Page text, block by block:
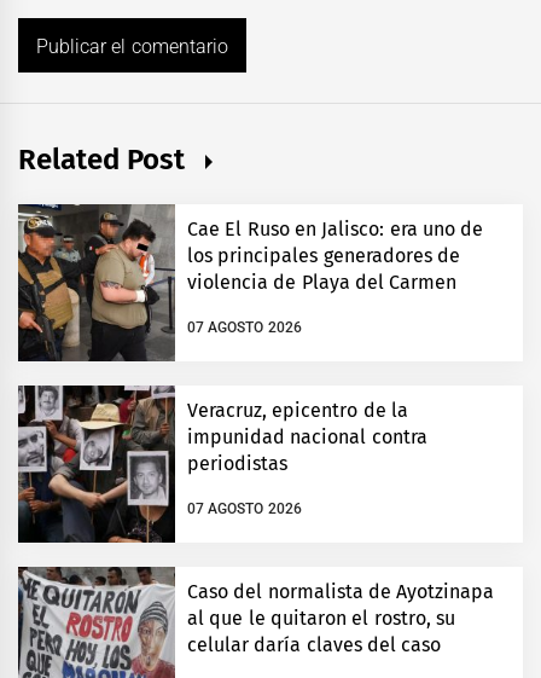
Related Post
Cae El Ruso en Jalisco: era uno de
los principales generadores de
violencia de Playa del Carmen
07 AGOSTO 2026
Veracruz, epicentro de la
impunidad nacional contra
periodistas
07 AGOSTO 2026
Caso del normalista de Ayotzinapa
al que le quitaron el rostro, su
celular daría claves del caso